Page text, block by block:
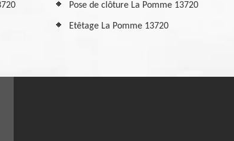
Pose de clôture La Pomme 13720
Etêtage La Pomme 13720